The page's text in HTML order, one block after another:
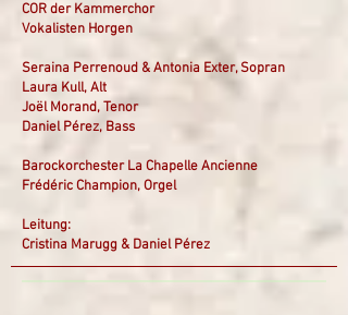
COR der Kammerchor
Vokalisten Horgen
Seraina Perrenoud & Antonia Exter, Sopran
Laura Kull, Alt
Joël Morand, Tenor
Daniel Pérez, Bass
Barockorchester La Chapelle Ancienne
Frédéric Champion, Orgel
Leitung:
Cristina Marugg & Daniel Pérez